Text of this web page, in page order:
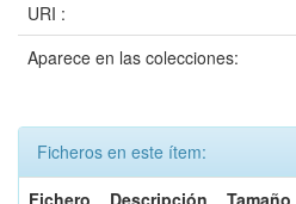
URI :
Aparece en las colecciones:
Ficheros en este ítem:
Fichero
Descripción Tamaño